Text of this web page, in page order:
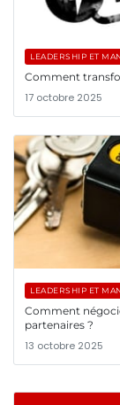
LEADERSHIP ET
Comment
17 octobre 2025
LEADERSHIP ET
Comment
partenaires ?
13 octobre 2025